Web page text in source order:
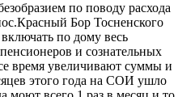
по поводу расхода
Бор Тосненского
по дому весь
и сознательных
время увеличивают суммы и
этого года на СОИ ушло